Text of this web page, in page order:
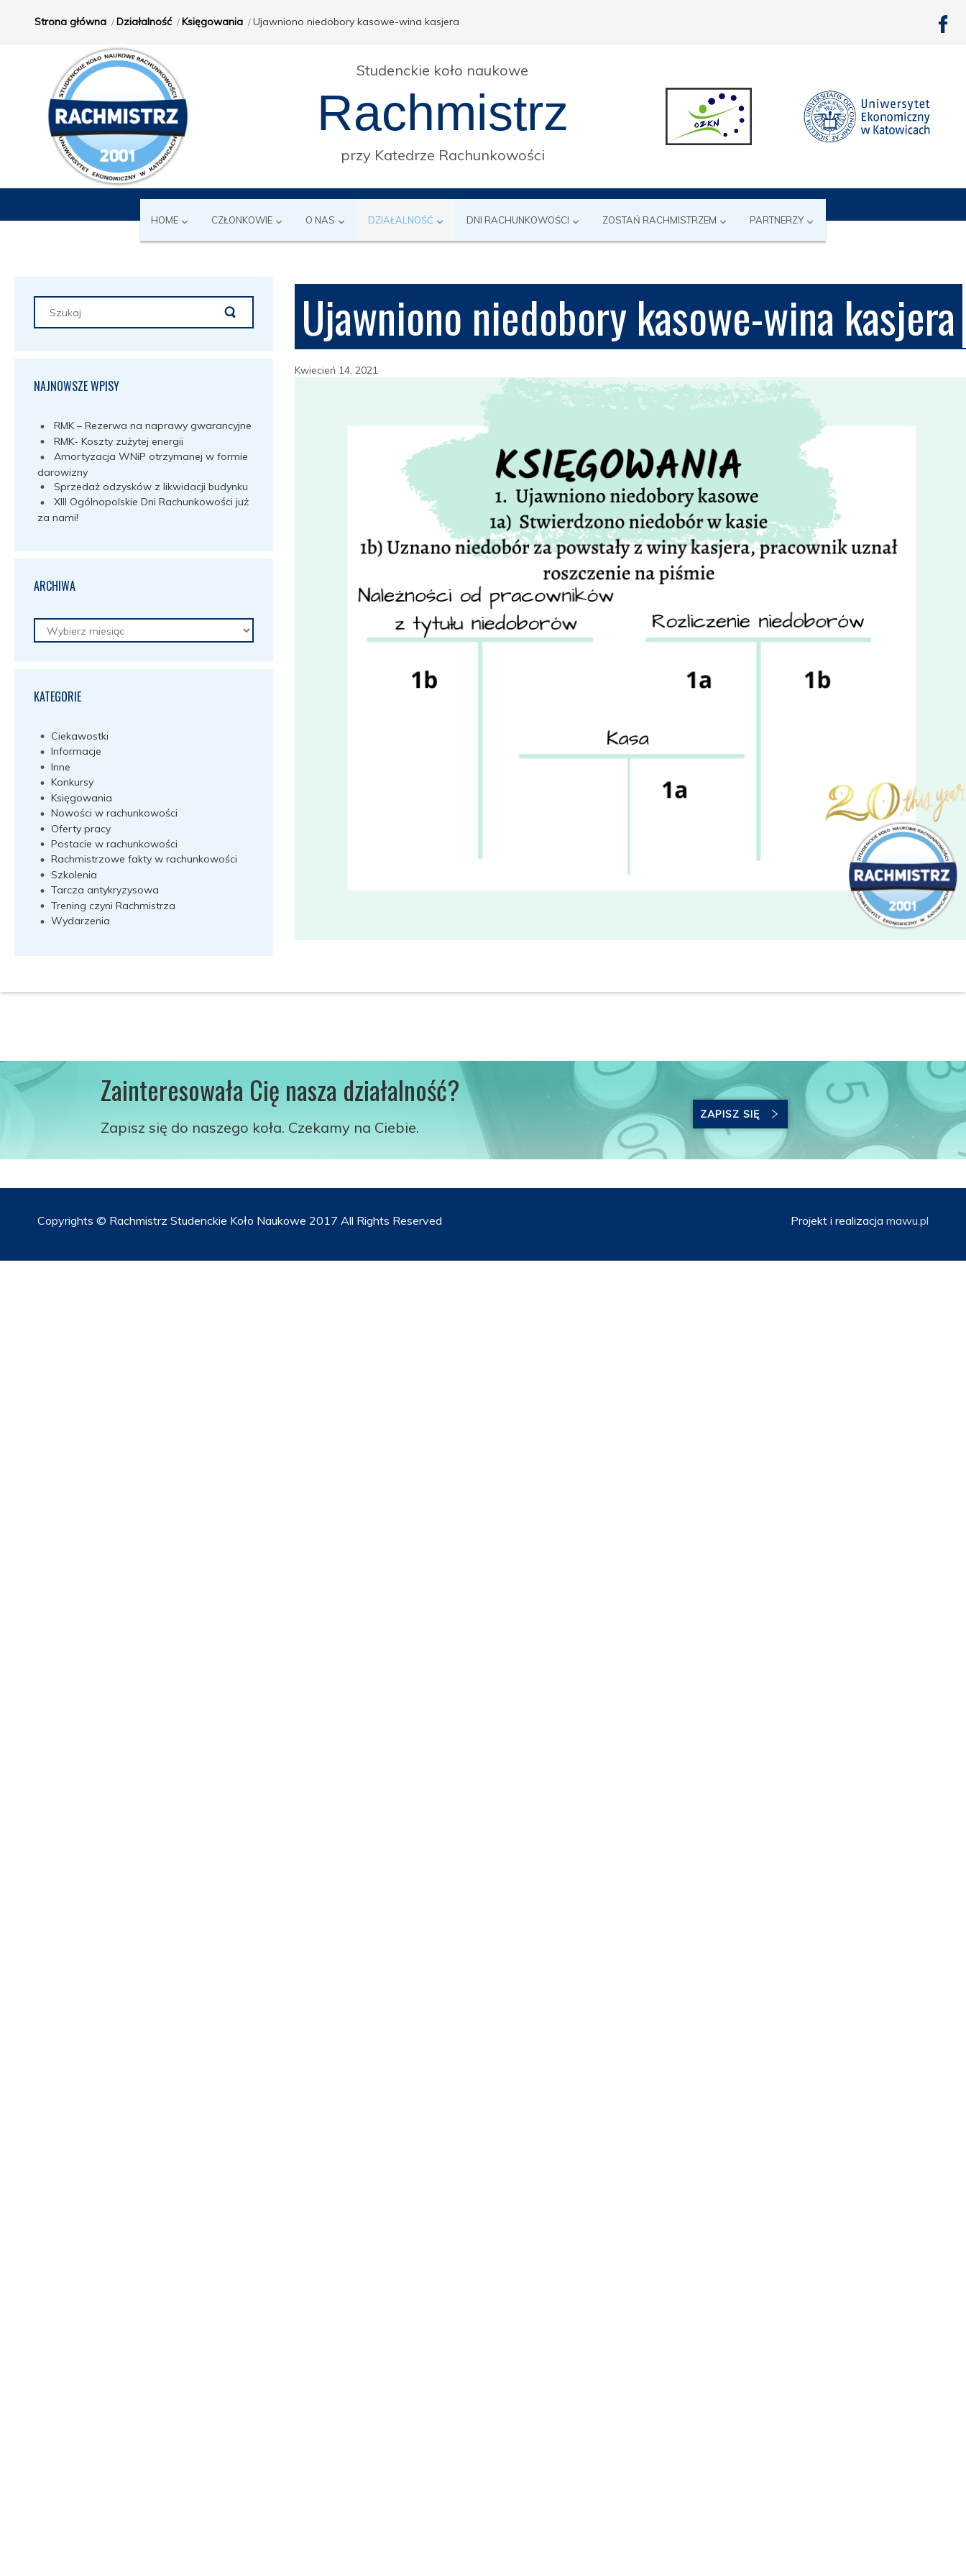
Strona główna Działalność Księgowania Ujawniono niedobory kasowe-wina kasjera
Studenckie koło naukowe
Rachmistrz
przy Katedrze Rachunkowości
HOME CZŁONKOWIE O NAS DZIAŁALNOŚĆ DNI RACHUNKOWOŚCI ZOSTAŃ RACHMISTRZEM PARTNERZY
NAJNOWSZE WPISY
RMK – Rezerwa na naprawy gwarancyjne
RMK- Koszty zużytej energii
Amortyzacja WNiP otrzymanej w formie
darowizny
Sprzedaż odzysków z likwidacji budynku
XIII Ogólnopolskie Dni Rachunkowości już
za nami!
ARCHIWA
Archiwa
KATEGORIE
Ciekawostki
Informacje
Inne
Konkursy
Księgowania
Nowości w rachunkowości
Oferty pracy
Postacie w rachunkowości
Rachmistrzowe fakty w rachunkowości
Szkolenia
Tarcza antykryzysowa
Trening czyni Rachmistrza
Wydarzenia
Ujawniono niedobory kasowe-wina kasjera
Kwiecień 14, 2021
Zainteresowała Cię nasza działalność?
Zapisz się do naszego koła. Czekamy na Ciebie.
ZAPISZ SIĘ
Copyrights © Rachmistrz Studenckie Koło Naukowe 2017 All Rights Reserved Projekt i realizacja mawu.pl